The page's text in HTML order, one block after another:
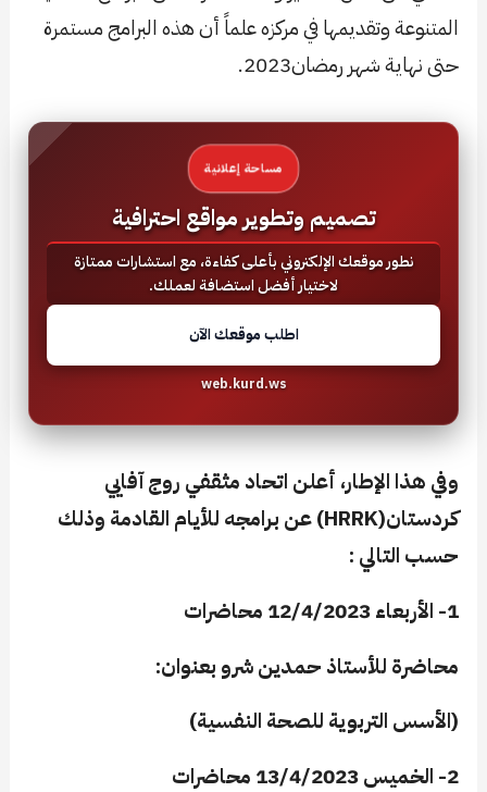
المتنوعة وتقديمها في مركزه علماً أن هذه البرامج مستمرة
حتى نهاية شهر رمضان2023.
مساحة إعلانية
تصميم وتطوير مواقع احترافية
نطور موقعك الإلكتروني بأعلى كفاءة، مع استشارات ممتازة
لاختيار أفضل استضافة لعملك.
اطلب موقعك الآن
web.kurd.ws
وفي هذا الإطار، أعلن اتحاد مثقفي روج آفايي
كردستان(HRRK) عن برامجه للأيام القادمة وذلك
حسب التالي :
1- الأربعاء 12/4/2023 محاضرات
محاضرة للأستاذ حمدين شرو بعنوان:
(الأسس التربوية للصحة النفسية)
2- الخميس 13/4/2023 محاضرات